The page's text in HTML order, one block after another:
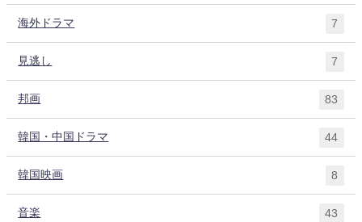
海外ドラマ 7
見逃し 7
邦画 83
韓国・中国ドラマ 44
韓国映画 8
音楽 43